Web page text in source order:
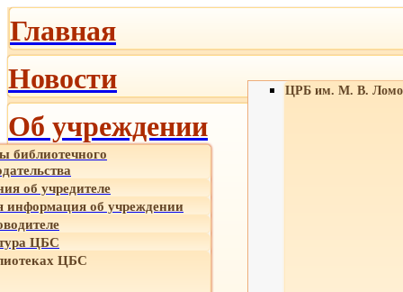
Главная
Новости
Об учреждении
библиотечного
об учредителе
об учреждении
ЦБС
ЦБС
ЦРБ им. М. В.